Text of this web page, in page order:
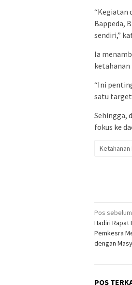
“Kegiatan
Bappeda,
sendiri,”
Ia
ketahanan
“Ini
satu target
Sehingga,
fokus ke
Ketahanan
pos
Pos
Hadiri Rapat
Pemkesra
dengan
POS